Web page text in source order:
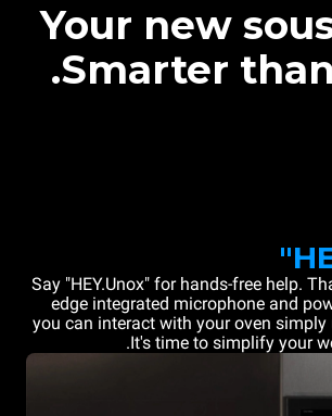
Your new
Smarter
Say "HEY.Unox" for hands-free help.
edge integrated microphone and
you can interact with your oven simply
It's time to simplify your